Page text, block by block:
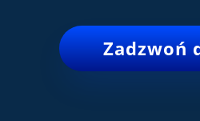
Zadzwoń